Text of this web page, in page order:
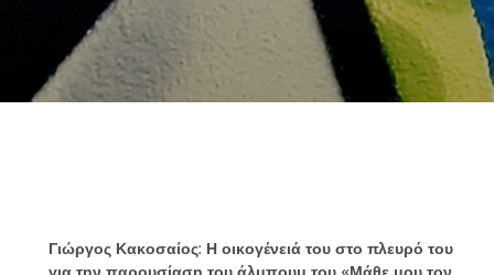
Γιώργος Κακοσαίος: Ηοικογένειάτουστο πλευρό του